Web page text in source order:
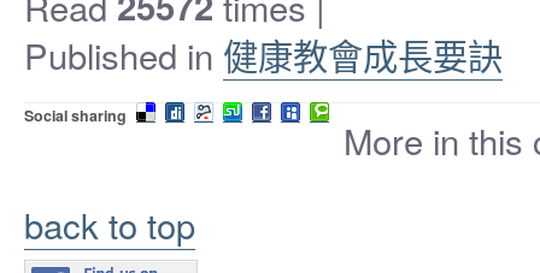
Published in 健康教會成長要訣
Social sharing
More in this
back to top